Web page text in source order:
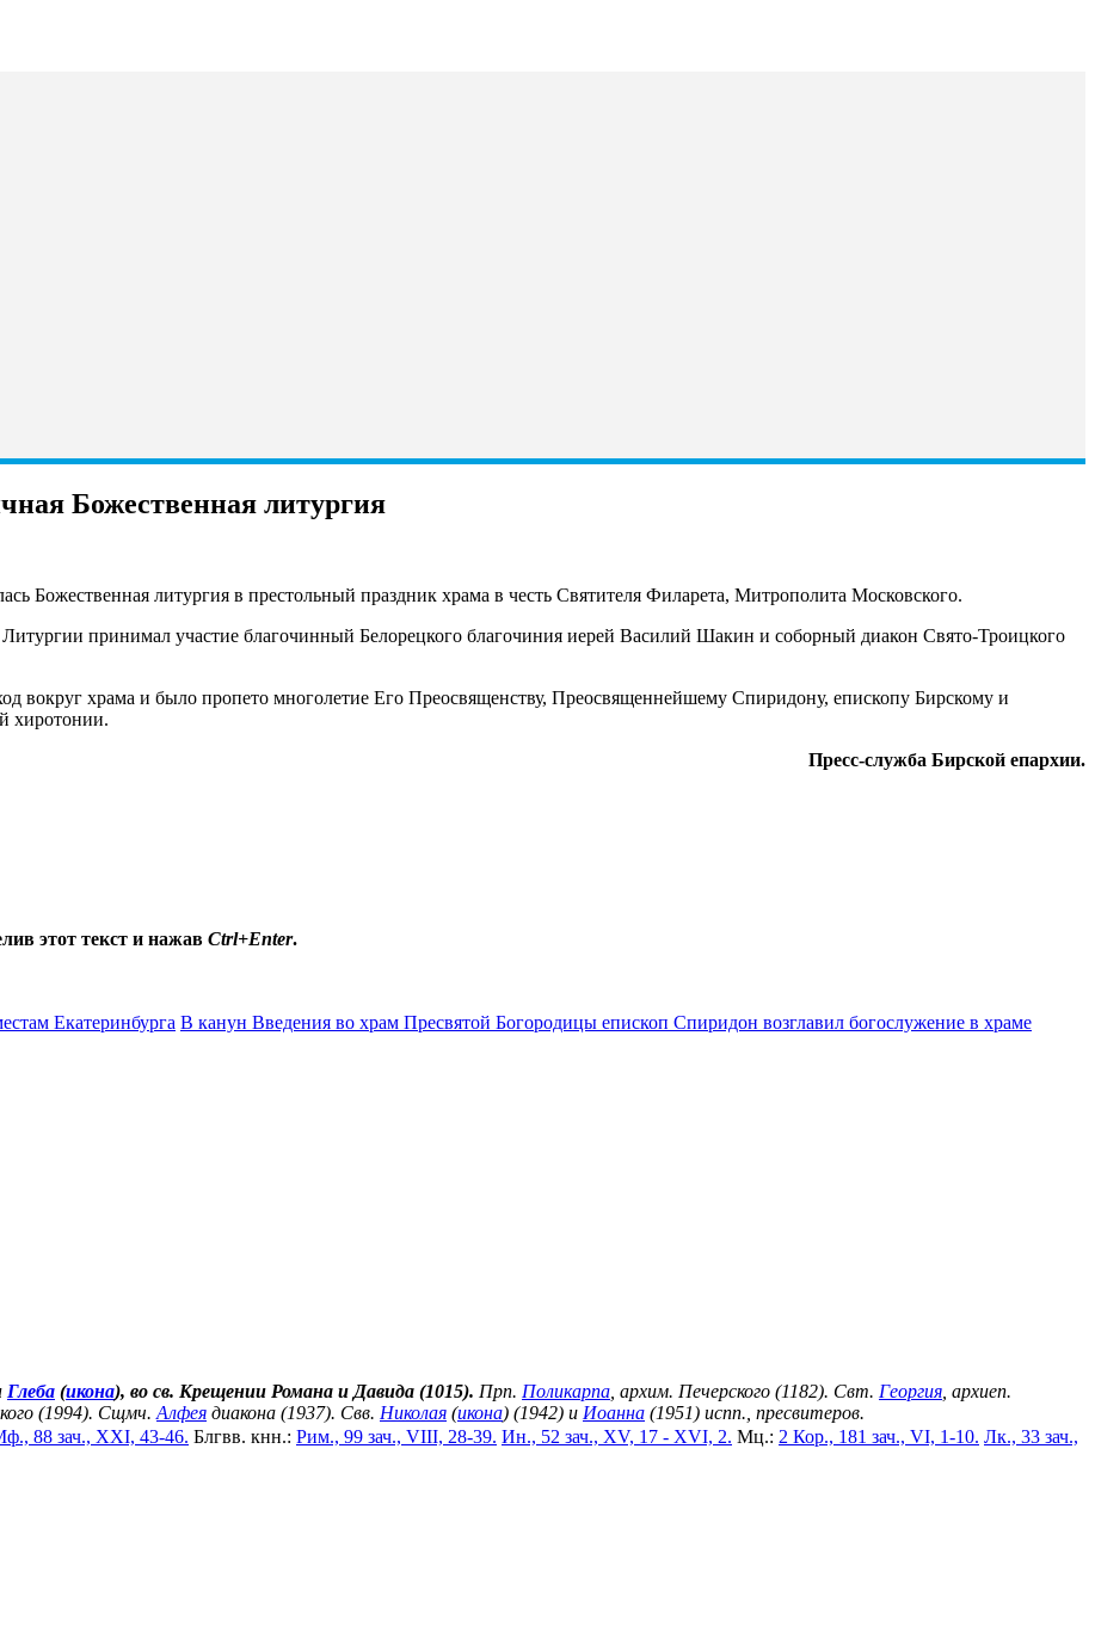
Божественная литургия
Божественная литургия в престольный праздник храма в честь Святителя Филарета, Митрополита Московского.
принимал участие благочинный Белорецкого благочиния иерей Василий Шакин и соборный диакон Свято-Троицкого
вокруг храма и было пропето многолетие Его Преосвященству, Преосвященнейшему Спиридону, епископу Бирскому и
хиротонии.
Пресс-служба Бирской епархии.
этот текст и нажав Ctrl+Enter.
Екатеринбурга В канун Введения во храм Пресвятой Богородицы епископ Спиридон возглавил богослужение в храме
Глеба (икона), во св. Крещении Романа и Давида (1015). Прп. Поликарпа , архим. Печерского (1182). Свт. Георгия , архиеп.
(1994). Сщмч. Алфея диакона (1937). Свв. Николая (икона) (1942) и Иоанна (1951) испп., пресвитеров.
88 зач., XXI, 43-46. Блгвв. кнн.: Рим., 99 зач., VIII, 28-39. Ин., 52 зач., XV, 17 - XVI, 2. Мц.: 2 Кор., 181 зач., VI, 1-10. Лк., 33 зач.,